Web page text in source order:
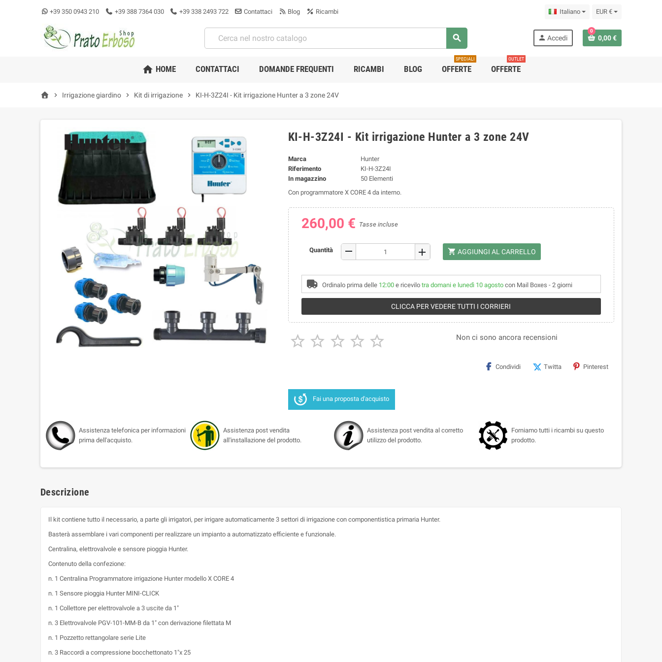
+39 350 0943 210 +39 388 7364 030 +39 338 2493 722 Contattaci Blog Ricambi Italiano EUR €
search person Accedi
0
0,00 €
home HOME CONTATTACI DOMANDE FREQUENTI RICAMBI BLOG OFFERTE
SPECIALI
OFFERTE
OUTLET
chevron_right Irrigazione giardino chevron_right Kit di irrigazione chevron_right KI-H-3Z24I - Kit irrigazione Hunter a 3 zone 24V
KI-H-3Z24I - Kit irrigazione Hunter a 3 zone 24V
Marca
Hunter
Riferimento
KI-H-3Z24I
In magazzino
50 Elementi
Con programmatore X CORE 4 da interno.
260,00 € Tasse incluse
Quantità remove add shopping_cart AGGIUNGI AL CARRELLO
Ordinalo prima delle 12:00 e ricevilo tra domani e lunedì 10 agosto con Mail Boxes - 2 giorni
CLICCA PER VEDERE TUTTI I CORRIERI
     Non ci sono ancora recensioni
Condividi Twitta Pinterest
Fai una proposta d'acquisto
Assistenza telefonica per informazioni
prima dell'acquisto.
Assistenza post vendita
all'installazione del prodotto.
Assistenza post vendita al corretto
utilizzo del prodotto.
Forniamo tutti i ricambi su questo
prodotto.
Descrizione
Il kit contiene tutto il necessario, a parte gli irrigatori, per irrigare automaticamente 3 settori di irrigazione con componentistica primaria Hunter.
Basterà assemblare i vari componenti per realizzare un impianto a automatizzato efficiente e funzionale.
Centralina, elettrovalvole e sensore pioggia Hunter.
Contenuto della confezione:
n. 1 Centralina Programmatore irrigazione Hunter modello X CORE 4
n. 1 Sensore pioggia Hunter MINI-CLICK
n. 1 Collettore per elettrovalvole a 3 uscite da 1"
n. 3 Elettrovalvole PGV-101-MM-B da 1" con derivazione filettata M
n. 1 Pozzetto rettangolare serie Lite
n. 3 Raccordi a compressione bocchettonato 1"x 25